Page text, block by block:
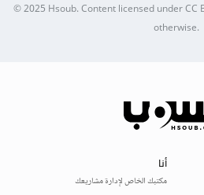
© 2025 Hsoub.Content licensed underCC
otherwise.